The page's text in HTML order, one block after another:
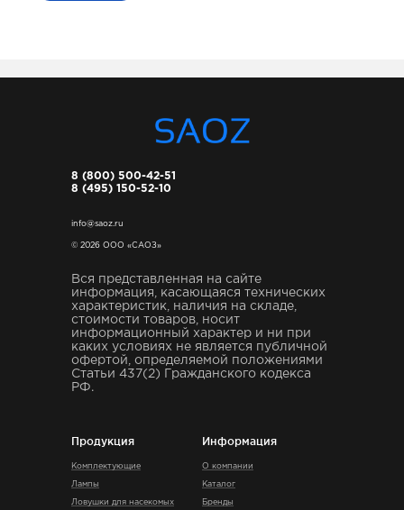
8 (800) 500-42-51
8 (495) 150-52-10
info@saoz.ru
© 2026 ООО «САОЗ»
Вся представленная на сайте
информация, касающаяся технических
характеристик, наличия на складе,
стоимости товаров, носит
информационный характер и ни при
каких условиях не является публичной
офертой, определяемой положениями
Статьи 437(2) Гражданского кодекса
РФ.
Продукция
Комплектующие
Лампы
Ловушки для насекомых
Информация
О компании
Каталог
Бренды